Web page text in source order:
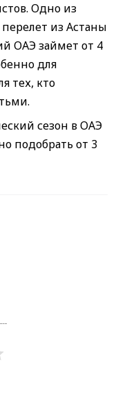
Одно из
из Астаны
ОАЭ займет от 4
для
тех, кто
сезон в ОАЭ
подобрать от 3